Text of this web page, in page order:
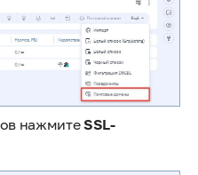
нажмитеSSL-